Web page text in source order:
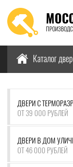
Каталог
ДВЕРИ С
ОТ 39 000 РУБЛЕЙ
ДВЕРИ В ДОМ
ОТ 46 000 РУБЛЕЙ